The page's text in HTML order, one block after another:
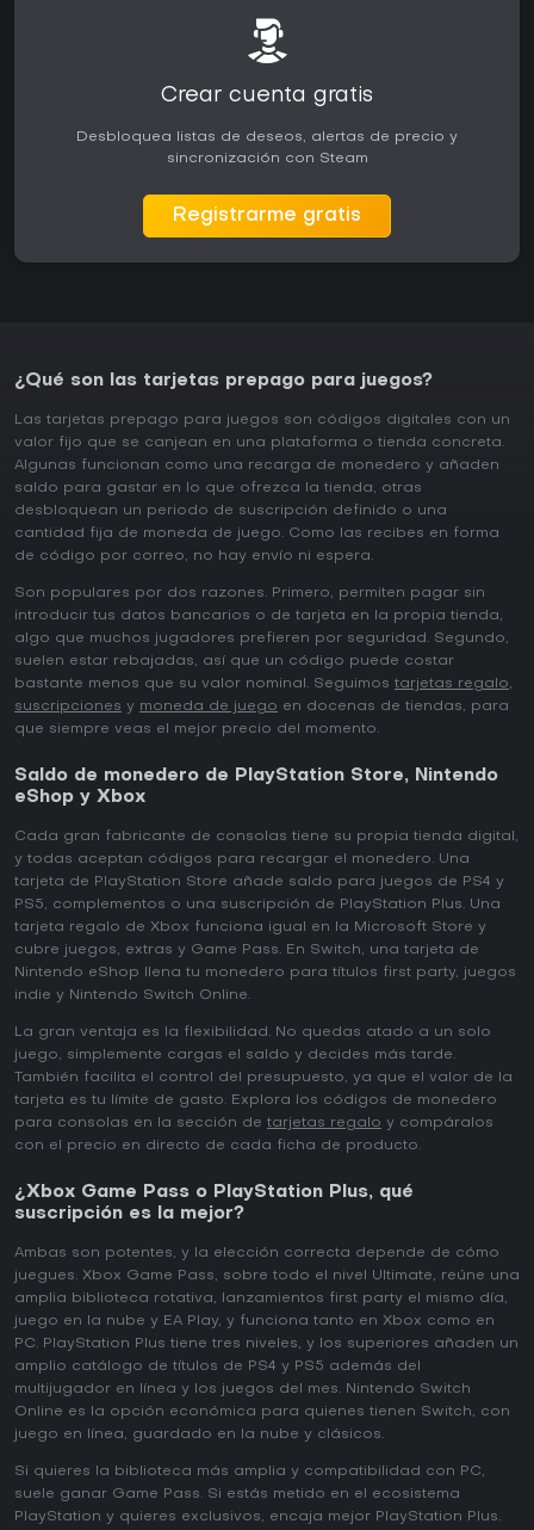
Crear cuenta gratis
Desbloquea listas de deseos, alertas de precio y
sincronización con Steam
Registrarme gratis
¿Qué son las tarjetas prepago para juegos?
Las tarjetas prepago para juegos son códigos digitales con un
valor fijo que se canjean en una plataforma o tienda concreta.
Algunas funcionan como una recarga de monedero y añaden
saldo para gastar en lo que ofrezca la tienda, otras
desbloquean un periodo de suscripción definido o una
cantidad fija de moneda de juego. Como las recibes en forma
de código por correo, no hay envío ni espera.
Son populares por dos razones. Primero, permiten pagar sin
introducir tus datos bancarios o de tarjeta en la propia tienda,
algo que muchos jugadores prefieren por seguridad. Segundo,
suelen estar rebajadas, así que un código puede costar
bastante menos que su valor nominal. Seguimos tarjetas regalo,
suscripciones y moneda de juego en docenas de tiendas, para
que siempre veas el mejor precio del momento.
Saldo de monedero de PlayStation Store, Nintendo
eShop y Xbox
Cada gran fabricante de consolas tiene su propia tienda digital,
y todas aceptan códigos para recargar el monedero. Una
tarjeta de PlayStation Store añade saldo para juegos de PS4 y
PS5, complementos o una suscripción de PlayStation Plus. Una
tarjeta regalo de Xbox funciona igual en la Microsoft Store y
cubre juegos, extras y Game Pass. En Switch, una tarjeta de
Nintendo eShop llena tu monedero para títulos first party, juegos
indie y Nintendo Switch Online.
La gran ventaja es la flexibilidad. No quedas atado a un solo
juego, simplemente cargas el saldo y decides más tarde.
También facilita el control del presupuesto, ya que el valor de la
tarjeta es tu límite de gasto. Explora los códigos de monedero
para consolas en la sección de tarjetas regalo y compáralos
con el precio en directo de cada ficha de producto.
¿Xbox Game Pass o PlayStation Plus, qué
suscripción es la mejor?
Ambas son potentes, y la elección correcta depende de cómo
juegues. Xbox Game Pass, sobre todo el nivel Ultimate, reúne una
amplia biblioteca rotativa, lanzamientos first party el mismo día,
juego en la nube y EA Play, y funciona tanto en Xbox como en
PC. PlayStation Plus tiene tres niveles, y los superiores añaden un
amplio catálogo de títulos de PS4 y PS5 además del
multijugador en línea y los juegos del mes. Nintendo Switch
Online es la opción económica para quienes tienen Switch, con
juego en línea, guardado en la nube y clásicos.
Si quieres la biblioteca más amplia y compatibilidad con PC,
suele ganar Game Pass. Si estás metido en el ecosistema
PlayStation y quieres exclusivos, encaja mejor PlayStation Plus.